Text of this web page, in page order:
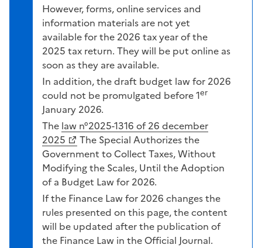
However, forms, online services and
information materials are not yet
available for the 2026 tax year of the
2025 tax return. They will be put online as
soon as they are available.
In addition, the draft budget law for 2026
could not be promulgated before 1er
January 2026.
The law n°2025-1316 of 26 december
2025
The Special Authorizes the
Government to Collect Taxes, Without
Modifying the Scales, Until the Adoption
of a Budget Law for 2026.
If the Finance Law for 2026 changes the
rules presented on this page, the content
will be updated after the publication of
the Finance Law in the Official Journal.